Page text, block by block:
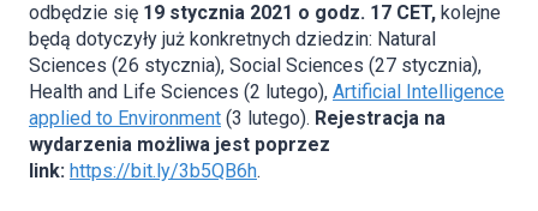
odbędzie się 19 stycznia 2021 o godz. 17 CET, kolejne
będą dotyczyły już konkretnych dziedzin: Natural
Sciences (26 stycznia), Social Sciences (27 stycznia),
Health and Life Sciences (2 lutego), Artificial Intelligence
applied to Environment (3 lutego). Rejestracja na
wydarzenia możliwa jest poprzez
link: https://bit.ly/3b5QB6h.